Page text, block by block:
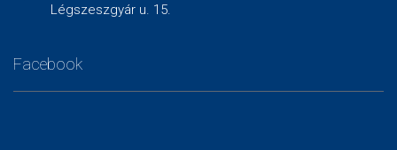
Légszeszgyár u. 15.
Facebook